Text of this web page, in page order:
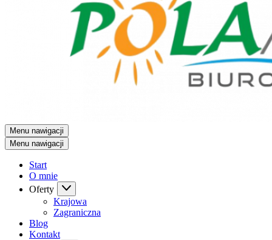
Menu nawigacji
Menu nawigacji
Start
O mnie
Oferty
Krajowa
Zagraniczna
Blog
Kontakt